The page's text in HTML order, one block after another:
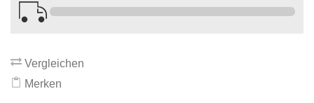
Vergleichen
Merken